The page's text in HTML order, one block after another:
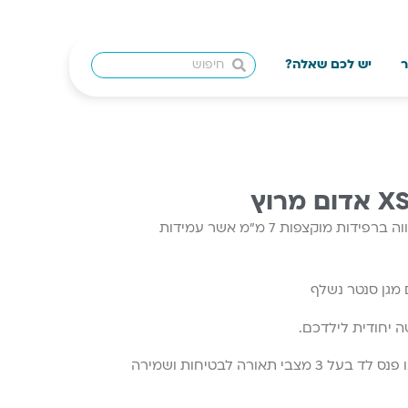
יש לכם שאלה?
עמידות מעטפת הקסדה PC מלווה ברפידות מוקצפות 7 מ”מ אשר עמידות
סנטר נשלף
יחודית לילדכם.
בחלקה האחורי של הקסדה ישנו פנס לד בעל 3 מצבי תאורה לבטיחות ושמירה